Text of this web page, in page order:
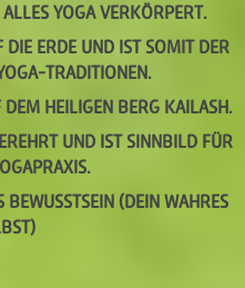
YOGA VERKÖRPERT.
DIE ERDE UND IST SOMIT DER
TRADITIONEN.
HEILIGEN BERG KAILASH.
UND IST SINNBILD FÜR
(DEIN WAHRES